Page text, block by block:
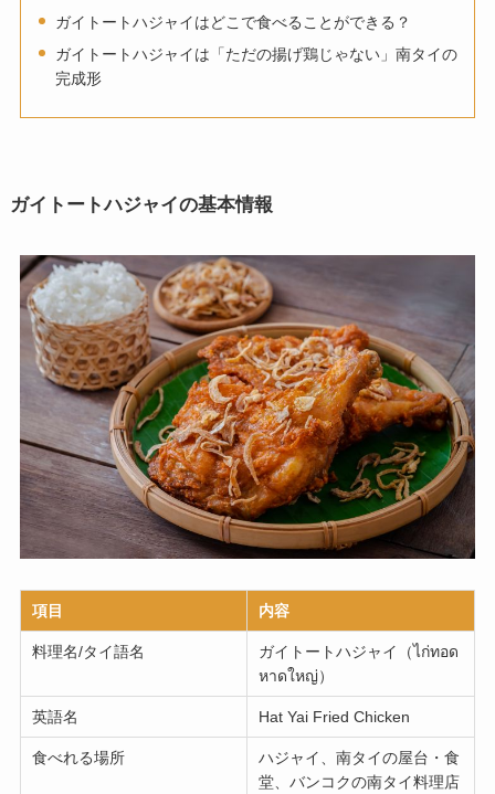
ガイトートハジャイはどこで食べることができる？
ガイトートハジャイは「ただの揚げ鶏じゃない」南タイの
完成形
ガイトートハジャイの基本情報
項目 内容
料理名/タイ語名
ガイトートハジャイ（ไก่ทอด
หาดใหญ่）
英語名 Hat Yai Fried Chicken
食べれる場所
ハジャイ、南タイの屋台・食
堂、バンコクの南タイ料理店